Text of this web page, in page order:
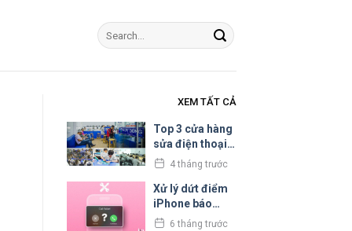
XEM TẤT CẢ
Top 3 cửa hàng
sửa điện thoại
iPhone uy tín tại
4 tháng trước
Xử lý dứt điểm
iPhone báo
cuộc gọi bị hủy
6 tháng trước